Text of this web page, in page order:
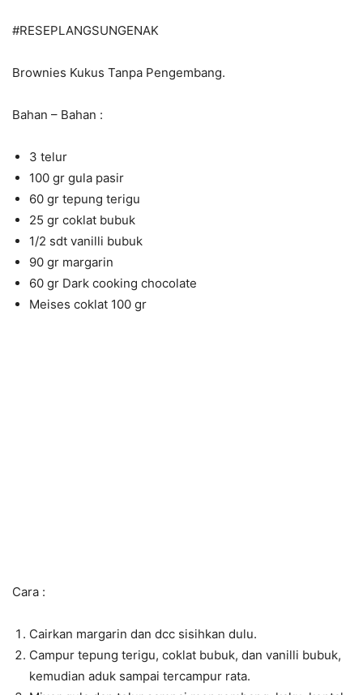
#RESEPLANGSUNGENAK
Brownies Kukus Tanpa Pengembang.
Bahan – Bahan :
3 telur
100 gr gula pasir
60 gr tepung terigu
25 gr coklat bubuk
1/2 sdt vanilli bubuk
90 gr margarin
60 gr Dark cooking chocolate
Meises coklat 100 gr
Cara :
Cairkan margarin dan dcc sisihkan dulu.
Campur tepung terigu, coklat bubuk, dan vanilli bubuk,
kemudian aduk sampai tercampur rata.